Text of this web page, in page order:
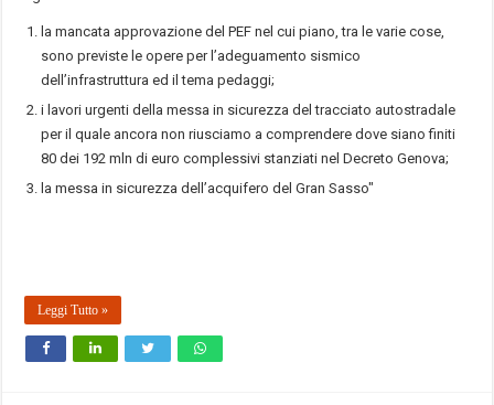
la mancata approvazione del PEF nel cui piano, tra le varie cose,
sono previste le opere per l’adeguamento sismico
dell’infrastruttura ed il tema pedaggi;
i lavori urgenti della messa in sicurezza del tracciato autostradale
per il quale ancora non riusciamo a comprendere dove siano finiti
80 dei 192 mln di euro complessivi stanziati nel Decreto Genova;
la messa in sicurezza dell’acquifero del Gran Sasso"
Leggi Tutto »